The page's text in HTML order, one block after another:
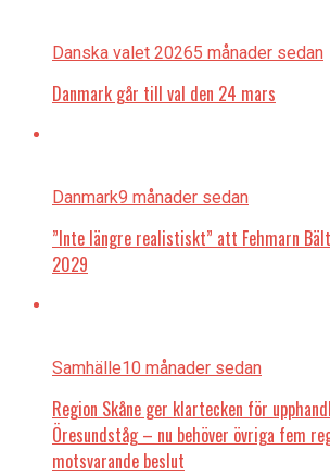
Danska valet 20265 månader sedan
Danmark går till val den 24 mars
Danmark9 månader sedan
”Inte längre realistiskt” att Fehmarn
2029
Samhälle10 månader sedan
Region Skåne ger klartecken för
Öresundståg – nu behöver övriga fem
motsvarande beslut